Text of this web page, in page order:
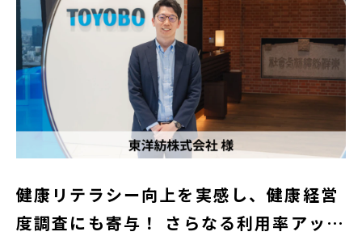
健康リテラシー向上を実感し、健康経営
度調査にも寄与！ さらなる利用率アップ